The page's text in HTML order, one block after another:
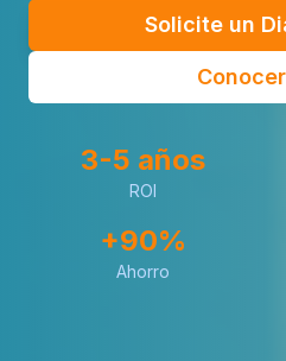
Solicite un
3-5 años
ROI
+90%
Ahorro